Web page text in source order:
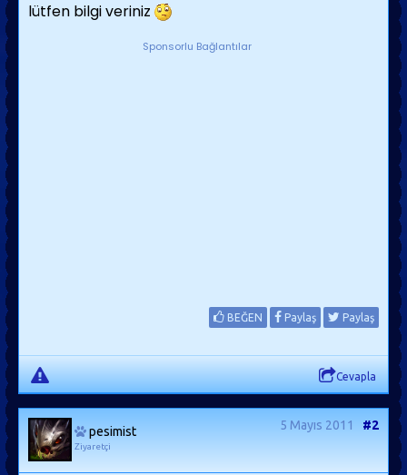
lütfen bilgi veriniz
Sponsorlu Bağlantılar
BEĞEN Paylaş Paylaş
Cevapla
pesimist
Ziyaretçi
5 Mayıs 2011 #2